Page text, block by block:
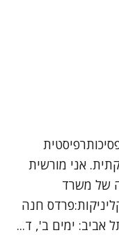
אני מורשית
של משרד
חנה
אביב: ימים ב', ד...